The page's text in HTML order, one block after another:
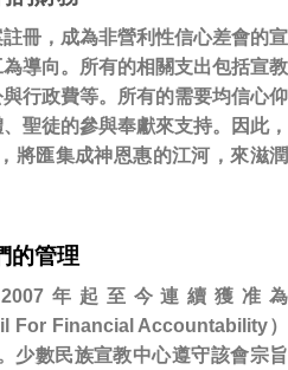
冊，成為非營利性信心差會的宣
導向。所有的相關支出包括宣教
行政費等。所有的需要均信心仰
聖徒的參與奉獻來支持。因此，
將匯集成神恩惠的江河，來滋潤
的管理
年起至今連續獲准為
For Financial Accountability）
少數民族宣教中心遵守該會宗旨